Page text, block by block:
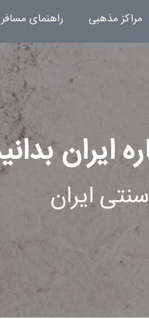
مراکز مذهبی راهنمای مسافر
ایران
ایران